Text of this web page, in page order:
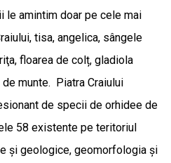
le amintim doar pe cele mai
tisa, angelica, sângele
floarea de colț, gladiola
munte. Piatra Craiului
de specii de orhidee de
58 existente pe teritoriul
şi geologice, geomorfologia şi